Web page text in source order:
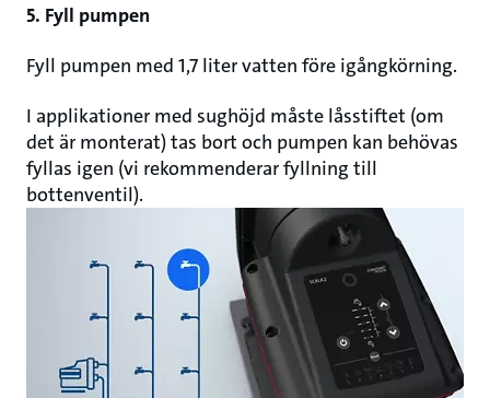
5. Fyll pumpen
Fyll pumpen med 1,7 liter vatten före igångkörning.
I applikationer med sughöjd måste låsstiftet (om
det är monterat) tas bort och pumpen kan behövas
fyllas igen (vi rekommenderar fyllning till
bottenventil).